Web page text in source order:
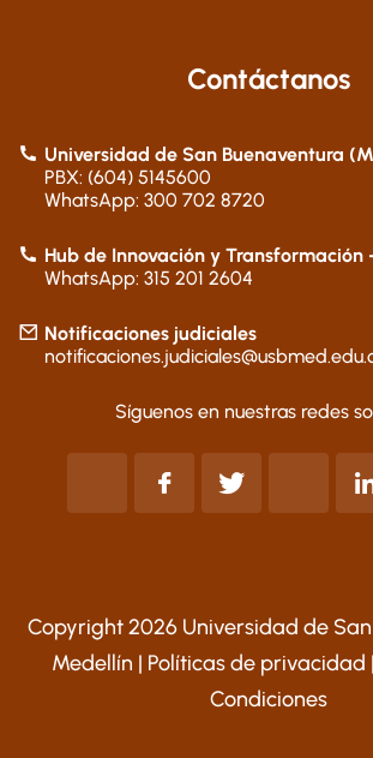
Contáctanos
Universidad de San Buenaventura
PBX: (604) 5145600
WhatsApp: 300 702 8720
Hub de Innovación y Transformación
WhatsApp: 315 201 2604
Notificaciones judiciales
Síguenos en nuestras redes
Copyright 2026 Universidad de
Medellín | Políticas de privacidad |
Condiciones